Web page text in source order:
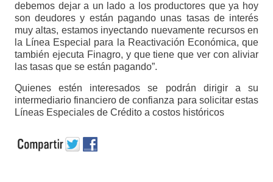
debemos dejar a un lado a los productores que ya hoy
son deudores y están pagando unas tasas de interés
muy altas, estamos inyectando nuevamente recursos en
la Línea Especial para la Reactivación Económica, que
también ejecuta Finagro, y que tiene que ver con aliviar
las tasas que se están pagando”.
Quienes estén interesados se podrán dirigir a su
intermediario financiero de confianza para solicitar estas
Líneas Especiales de Crédito a costos históricos